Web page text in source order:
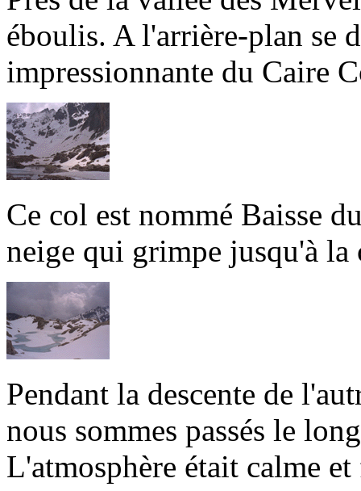
éboulis. A l'arrière-plan se
impressionnante du Caire
Ce col est nommé Baisse
neige qui grimpe jusqu'à la
Pendant la descente de
nous sommes passés le
L'atmosphère était calme